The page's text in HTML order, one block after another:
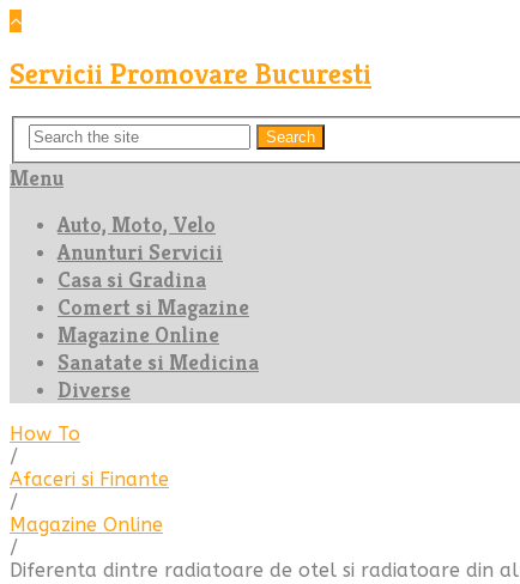
Servicii Promovare Bucuresti
Search
Menu
Auto, Moto, Velo
Anunturi Servicii
Casa si Gradina
Comert si Magazine
Magazine Online
Sanatate si Medicina
Diverse
How To
/
Afaceri si Finante
/
Magazine Online
/
Diferenta dintre radiatoare de otel si radiatoare din